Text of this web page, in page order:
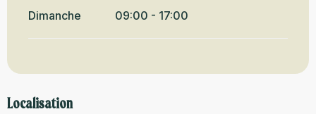
Dimanche 09:00 - 17:00
Localisation